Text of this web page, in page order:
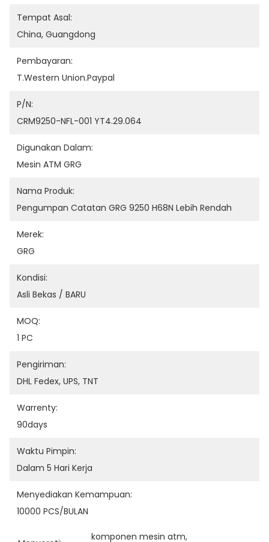
Tempat Asal:
China, Guangdong
Pembayaran:
T.Western Union.Paypal
P/N:
CRM9250-NFL-001 YT4.29.064
Digunakan Dalam:
Mesin ATM GRG
Nama Produk:
Pengumpan Catatan GRG 9250 H68N Lebih Rendah
Merek:
GRG
Kondisi:
Asli Bekas / BARU
MOQ:
1 PC
Pengiriman:
DHL Fedex, UPS, TNT
Warrenty:
90days
Waktu Pimpin:
Dalam 5 Hari Kerja
Menyediakan Kemampuan:
10000 PCS/BULAN
komponen mesin atm,